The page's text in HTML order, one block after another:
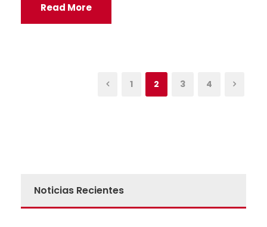
Read More
1 2 3 4
Noticias Recientes